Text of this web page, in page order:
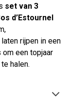
set van 3
d’Estournel
rijpen in een
een topjaar
halen.